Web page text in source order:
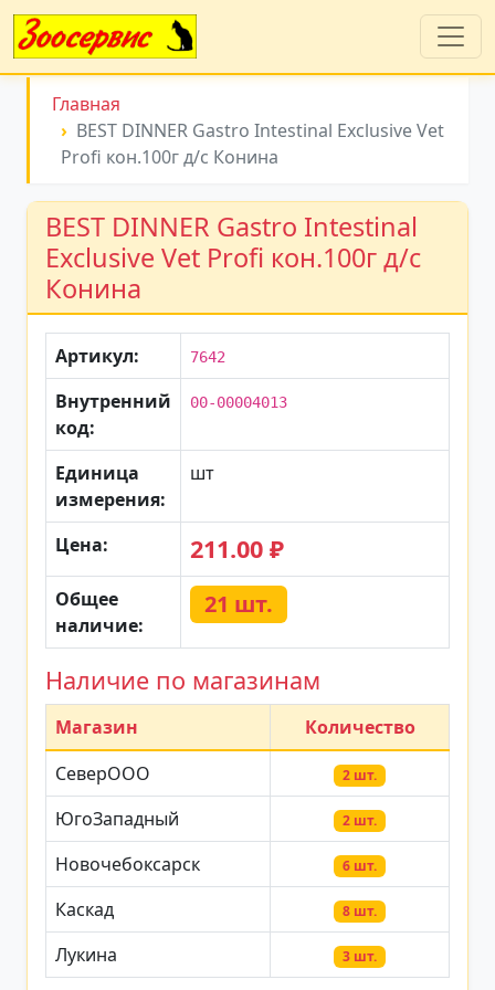
Главная
BEST DINNER Gastro Intestinal Exclusive Vet
Profi кон.100г д/с Конина
BEST DINNER Gastro Intestinal
Exclusive Vet Profi кон.100г д/с
Конина
Артикул: 7642
Внутренний
код:
00-00004013
Единица
измерения:
шт
Цена: 211.00 ₽
Общее
наличие:
21 шт.
Наличие по магазинам
Магазин
Количество
СеверООО
2 шт.
ЮгоЗападный 2 шт.
Новочебоксарск 6 шт.
Каскад 8 шт.
Лукина 3 шт.